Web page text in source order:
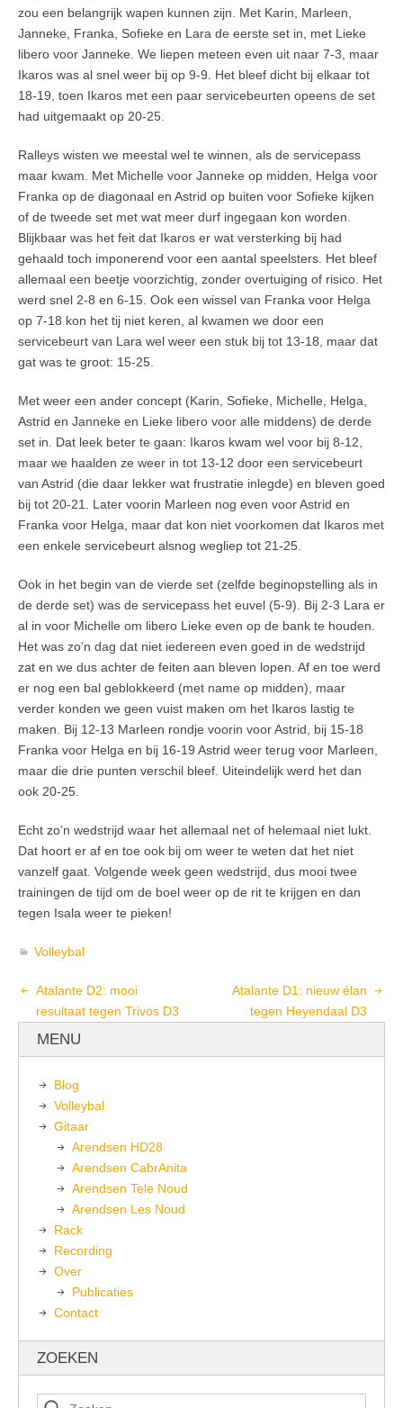
zou een belangrijk wapen kunnen zijn. Met Karin, Marleen,
Janneke, Franka, Sofieke en Lara de eerste set in, met Lieke
libero voor Janneke. We liepen meteen even uit naar 7-3, maar
Ikaros was al snel weer bij op 9-9. Het bleef dicht bij elkaar tot
18-19, toen Ikaros met een paar servicebeurten opeens de set
had uitgemaakt op 20-25.
Ralleys wisten we meestal wel te winnen, als de servicepass
maar kwam. Met Michelle voor Janneke op midden, Helga voor
Franka op de diagonaal en Astrid op buiten voor Sofieke kijken
of de tweede set met wat meer durf ingegaan kon worden.
Blijkbaar was het feit dat Ikaros er wat versterking bij had
gehaald toch imponerend voor een aantal speelsters. Het bleef
allemaal een beetje voorzichtig, zonder overtuiging of risico. Het
werd snel 2-8 en 6-15. Ook een wissel van Franka voor Helga
op 7-18 kon het tij niet keren, al kwamen we door een
servicebeurt van Lara wel weer een stuk bij tot 13-18, maar dat
gat was te groot: 15-25.
Met weer een ander concept (Karin, Sofieke, Michelle, Helga,
Astrid en Janneke en Lieke libero voor alle middens) de derde
set in. Dat leek beter te gaan: Ikaros kwam wel voor bij 8-12,
maar we haalden ze weer in tot 13-12 door een servicebeurt
van Astrid (die daar lekker wat frustratie inlegde) en bleven goed
bij tot 20-21. Later voorin Marleen nog even voor Astrid en
Franka voor Helga, maar dat kon niet voorkomen dat Ikaros met
een enkele servicebeurt alsnog wegliep tot 21-25.
Ook in het begin van de vierde set (zelfde beginopstelling als in
de derde set) was de servicepass het euvel (5-9). Bij 2-3 Lara er
al in voor Michelle om libero Lieke even op de bank te houden.
Het was zo’n dag dat niet iedereen even goed in de wedstrijd
zat en we dus achter de feiten aan bleven lopen. Af en toe werd
er nog een bal geblokkeerd (met name op midden), maar
verder konden we geen vuist maken om het Ikaros lastig te
maken. Bij 12-13 Marleen rondje voorin voor Astrid, bij 15-18
Franka voor Helga en bij 16-19 Astrid weer terug voor Marleen,
maar die drie punten verschil bleef. Uiteindelijk werd het dan
ook 20-25.
Echt zo’n wedstrijd waar het allemaal net of helemaal niet lukt.
Dat hoort er af en toe ook bij om weer te weten dat het niet
vanzelf gaat. Volgende week geen wedstrijd, dus mooi twee
trainingen de tijd om de boel weer op de rit te krijgen en dan
tegen Isala weer te pieken!
Volleybal
Atalante D2: mooi
resultaat tegen Trivos D3
Atalante D1: nieuw élan
tegen Heyendaal D3
MENU
Blog
Volleybal
Gitaar
Arendsen HD28
Arendsen CabrAnita
Arendsen Tele Noud
Arendsen Les Noud
Rack
Recording
Over
Publicaties
Contact
ZOEKEN